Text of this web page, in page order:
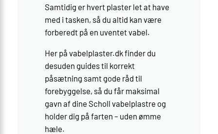
Samtidig er hvert plaster let at have
med i tasken, så du altid kan være
forberedt på en uventet vabel.
Her på vabelplaster.dk finder du
desuden guides til korrekt
påsætning samt gode råd til
forebyggelse, så du får maksimal
gavn af dine Scholl vabelplastre og
holder dig på farten – uden ømme
hæle.